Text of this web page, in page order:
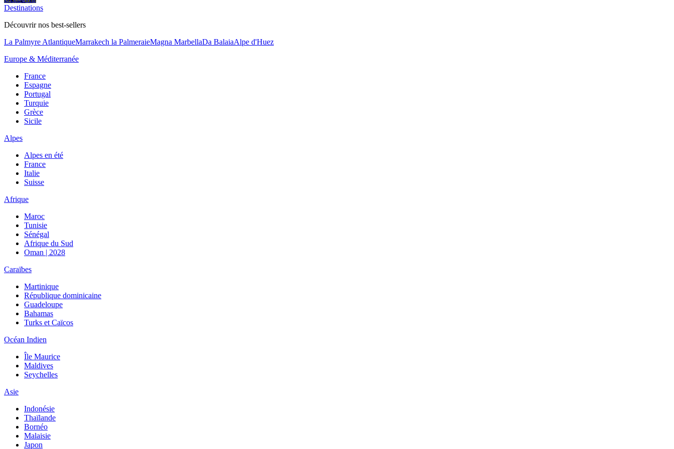
Destinations
Découvrir nos best-sellers
La Palmyre AtlantiqueMarrakech la PalmeraieMagna MarbellaDa BalaiaAlpe d'Huez
Europe & Méditerranée
France
Espagne
Portugal
Turquie
Grèce
Sicile
Alpes
Alpes en été
France
Italie
Suisse
Afrique
Maroc
Tunisie
Sénégal
Afrique du Sud
Oman | 2028
Caraïbes
Martinique
République dominicaine
Guadeloupe
Bahamas
Turks et Caïcos
Océan Indien
Île Maurice
Maldives
Seychelles
Asie
Indonésie
Thaïlande
Bornéo
Malaisie
Japon